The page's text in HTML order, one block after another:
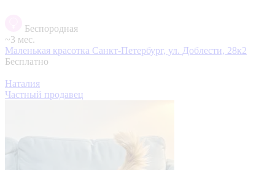
Беспородная
~3 мес.
Маленькая красотка Санкт-Петербург, ул. Доблести, 28к2
Бесплатно
Наталия
Частный продавец